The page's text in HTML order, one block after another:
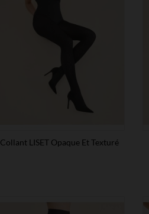
Collant LISET Opaque Et Texturé